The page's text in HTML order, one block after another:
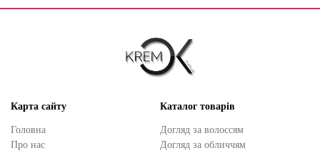
Карта сайту
Головна
Про нас
Каталог товарів
Догляд за волоссям
Догляд за обличчям